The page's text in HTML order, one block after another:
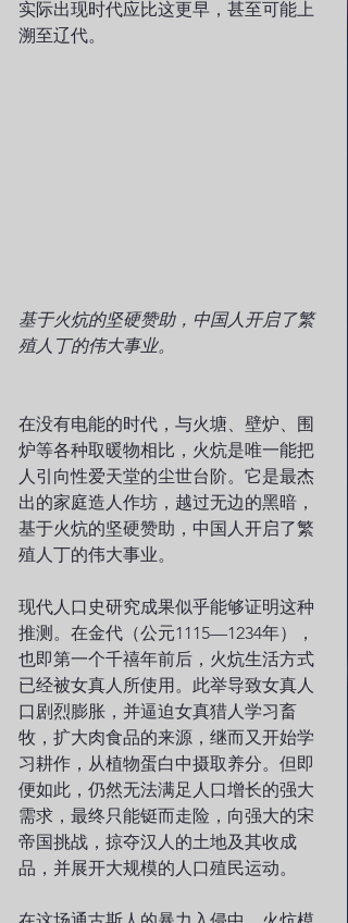
实际出现时代应比这更早，甚至可能上
溯至辽代。
基于火炕的坚硬赞助，中国人开启了繁
殖人丁的伟大事业。
在没有电能的时代，与火塘、壁炉、围
炉等各种取暖物相比，火炕是唯一能把
人引向性爱天堂的尘世台阶。它是最杰
出的家庭造人作坊，越过无边的黑暗，
基于火炕的坚硬赞助，中国人开启了繁
殖人丁的伟大事业。
现代人口史研究成果似乎能够证明这种
推测。在金代（公元1115—1234年），
也即第一个千禧年前后，火炕生活方式
已经被女真人所使用。此举导致女真人
口剧烈膨胀，并逼迫女真猎人学习畜
牧，扩大肉食品的来源，继而又开始学
习耕作，从植物蛋白中摄取养分。但即
便如此，仍然无法满足人口增长的强大
需求，最终只能铤而走险，向强大的宋
帝国挑战，掠夺汉人的土地及其收成
品，并展开大规模的人口殖民运动。